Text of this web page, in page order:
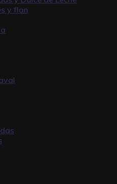
y flan